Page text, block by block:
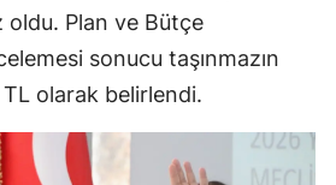
oldu. Plan ve Bütçe
sonucu taşınmazın
olarak belirlendi.